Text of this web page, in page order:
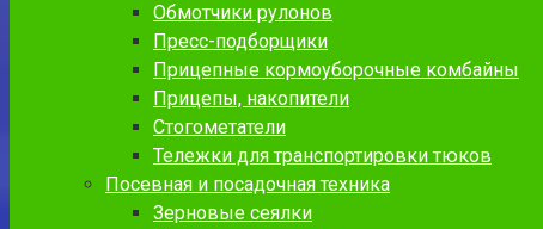
Обмотчики рулонов
Пресс-подборщики
Прицепные кормоуборочные комбайны
Прицепы, накопители
Стогометатели
Тележки для транспортировки тюков
Посевная и посадочная техника
Зерновые сеялки